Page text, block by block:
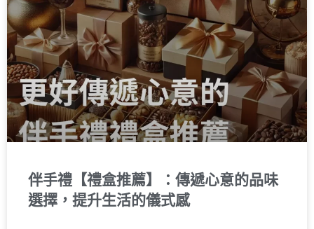
伴手禮【禮盒推薦】：傳遞心意的品味
選擇，提升生活的儀式感